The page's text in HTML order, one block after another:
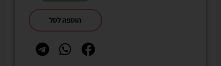
הוספה לסל